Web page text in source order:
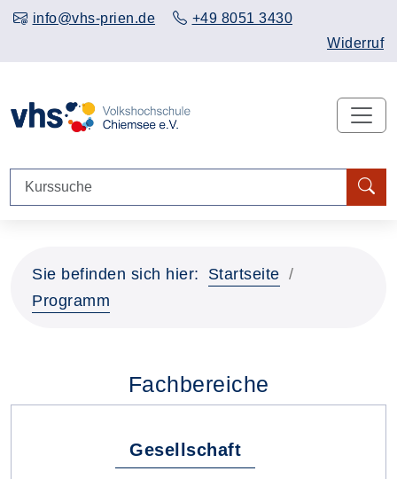
info@vhs-prien.de
+49 8051 3430
Widerruf
Sie befinden sich hier:
Startseite
Programm
Fachbereiche
Gesellschaft